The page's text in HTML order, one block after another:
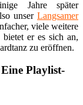
Jahre später
unser Langsamer
viele weitere
er es sich an,
zu eröffnen.
Playlist-